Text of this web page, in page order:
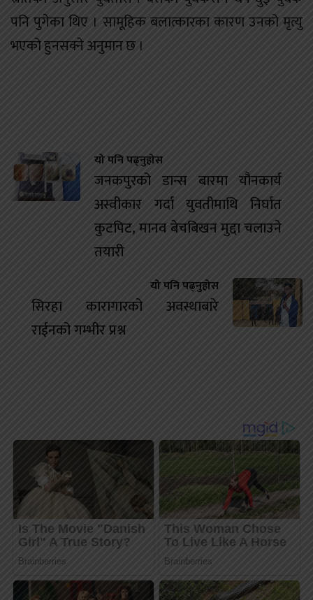
पनि पुगेका थिए । सामूहिक बलात्कारका कारण उनको मृत्यु
भएको हुनसक्ने अनुमान छ ।
यो पनि पढ्नुहोस
जनकपुरको डान्स बारमा यौनकार्य
अस्वीकार गर्दा युवतीमाथि निर्घात
कुटपिट, मानव बेचबिखन मुद्दा चलाउने
तयारी
यो पनि पढ्नुहोस
सिरहा कारागारको अवस्थाबारे
राईनको गम्भीर प्रश्न